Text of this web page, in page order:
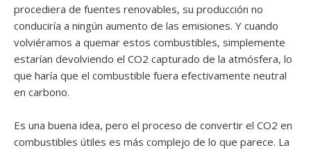
procediera de fuentes renovables, su producción no
conduciría a ningún aumento de las emisiones. Y cuando
volviéramos a quemar estos combustibles, simplemente
estarían devolviendo el CO2 capturado de la atmósfera, lo
que haría que el combustible fuera efectivamente neutral
en carbono.
Es una buena idea, pero el proceso de convertir el CO2 en
combustibles útiles es más complejo de lo que parece. La